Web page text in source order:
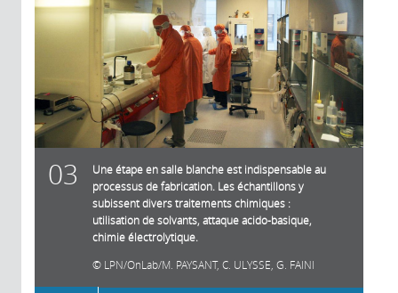
03
Une étape en salle blanche est indispensable au
processus de fabrication. Les échantillons y
subissent divers traitements chimiques :
utilisation de solvants, attaque acido-basique,
chimie électrolytique.
LPN/OnLab/M. PAYSANT, C. ULYSSE, G. FAINI